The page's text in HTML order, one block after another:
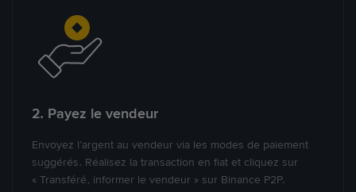
2. Payez le vendeur
Envoyez l’argent au vendeur via les modes de paiement
suggérés. Réalisez la transaction en fiat et cliquez sur
« Transféré, informer le vendeur » sur Binance P2P.